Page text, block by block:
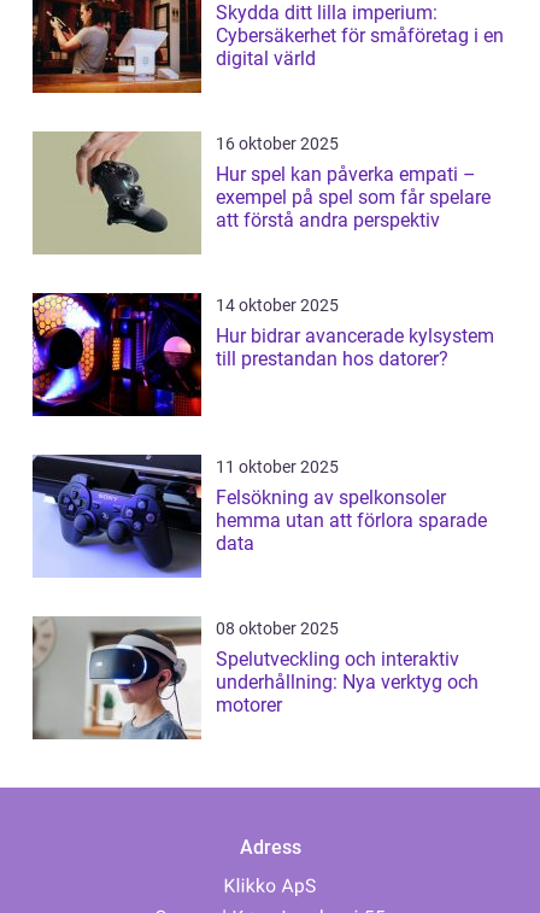
Skydda ditt lilla imperium:
Cybersäkerhet för småföretag i en
digital värld
16 oktober 2025
Hur spel kan påverka empati –
exempel på spel som får spelare
att förstå andra perspektiv
14 oktober 2025
Hur bidrar avancerade kylsystem
till prestandan hos datorer?
11 oktober 2025
Felsökning av spelkonsoler
hemma utan att förlora sparade
data
08 oktober 2025
Spelutveckling och interaktiv
underhållning: Nya verktyg och
motorer
Adress